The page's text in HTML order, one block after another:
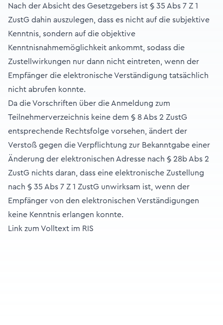
Nach der Absicht des Gesetzgebers ist § 35 Abs 7 Z 1
ZustG dahin auszulegen, dass es nicht auf die subjektive
Kenntnis, sondern auf die objektive
Kenntnisnahmemöglichkeit ankommt, sodass die
Zustellwirkungen nur dann nicht eintreten, wenn der
Empfänger die elektronische Verständigung tatsächlich
nicht abrufen konnte.
Da die Vorschriften über die Anmeldung zum
Teilnehmerverzeichnis keine dem § 8 Abs 2 ZustG
entsprechende Rechtsfolge vorsehen, ändert der
Verstoß gegen die Verpflichtung zur Bekanntgabe einer
Änderung der elektronischen Adresse nach § 28b Abs 2
ZustG nichts daran, dass eine elektronische Zustellung
nach § 35 Abs 7 Z 1 ZustG unwirksam ist, wenn der
Empfänger von den elektronischen Verständigungen
keine Kenntnis erlangen konnte.
Link zum Volltext im RIS